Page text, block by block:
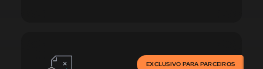
EXCLUSIVO PARA PARCEIROS